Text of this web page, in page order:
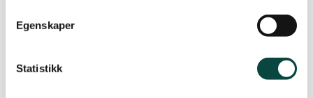
Egenskaper
Statistikk
Regnskap 2022 NVG